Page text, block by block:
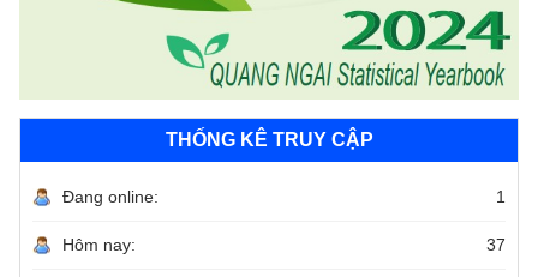
THỐNG KÊ TRUY CẬP
Đang online: 1
Hôm nay: 37